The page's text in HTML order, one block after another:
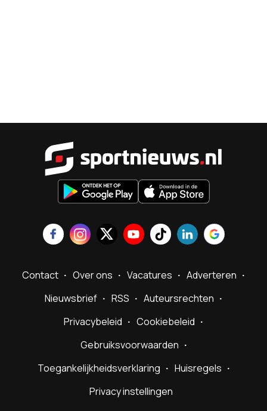
Contact Over ons Vacatures
Adverteren
Nieuwsbrief
RSS
Auteursrechten
Privacybeleid
Cookiebeleid
Gebruiksvoorwaarden
Toegankelijkheidsverklaring
Huisregels
Privacy instellingen